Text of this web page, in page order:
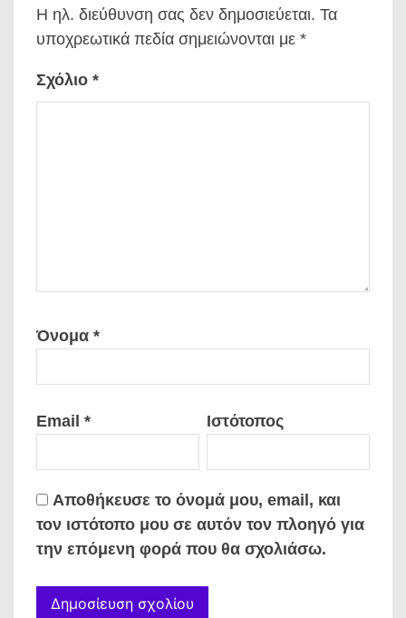
Η ηλ. διεύθυνση σας δεν δημοσιεύεται. Τα
υποχρεωτικά πεδία σημειώνονται με *
Σχόλιο *
Όνομα *
Email * Ιστότοπος
Αποθήκευσε το όνομά μου, email, και
τον ιστότοπο μου σε αυτόν τον πλοηγό για
την επόμενη φορά που θα σχολιάσω.